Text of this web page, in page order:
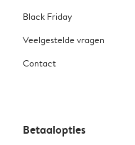
Black Friday
Veelgestelde vragen
Contact
Betaalopties